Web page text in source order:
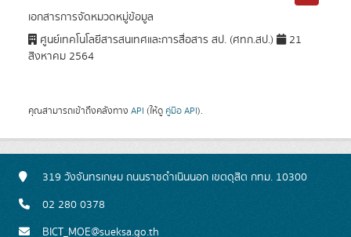
เอกสารการจัดหมวดหมู่ข้อมูล
ศูนย์เทคโนโลยีสารสนเทศและการสื่อสาร สป. (ศทก.สป.)
21
สิงหาคม 2564
คุณสามารถเข้าถึงคลังทาง API (ให้ดู คู่มือ API).
319 วังจันทรเกษม ถนนราชดำเนินนอก เขตดุสิต กทม. 10300
02 280 0378
BICT_MOE@sueksa.go.th